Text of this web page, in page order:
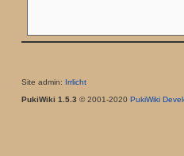
Site admin: Irrlicht
PukiWiki 1.5.3 © 2001-2020 PukiWiki